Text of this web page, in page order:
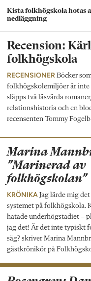
Kista folkhögskola hotas
nedläggning
Recension:
folkhögskola
RECENSIONER Böcker
folkhögskolemiljöer är inte
släpps två läsvärda
relationshistoria och en
recensenten Tommy
Marina
”Marinerad av
folkhögskolan”
KRÖNIKA Jag lärde mig
systemet på folkhögskola.
hatade underhögstadiet –
jag det! Är det inte typiskt
säg? skriver Marina
gästkrönikör på